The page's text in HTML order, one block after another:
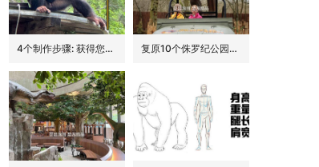
4个制作步骤: 获得您的动物手偶 复原10个侏罗纪公园里的经典恐龙品种